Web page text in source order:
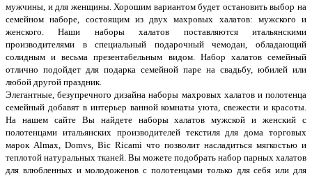
мужчины, и для женщины. Хорошим вариантом будет остановить выбор на
семейном наборе, состоящим из двух махровых халатов: мужского и
женского. Наши наборы халатов поставляются итальянскими
производителями в специальный подарочный чемодан, обладающий
солидным и весьма презентабельным видом. Набор халатов семейный
отлично подойдет для подарка семейной паре на свадьбу, юбилей или
любой другой праздник.
Элегантные, безупречного дизайна наборы махровых халатов и полотенца
семейный добавят в интерьер ванной комнаты уюта, свежести и красоты.
На нашем сайте Вы найдете наборы халатов мужской и женский с
полотенцами итальянских производителей текстиля для дома торговых
марок Almax, Domvs, Bic Ricami что позволит насладиться мягкостью и
теплотой натуральных тканей. Вы можете подобрать набор парных халатов
для влюбленных и молодоженов с полотенцами только для себя или для